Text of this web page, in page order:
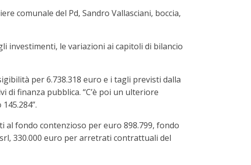
comunale del Pd, Sandro Vallasciani, boccia,
investimenti, le variazioni ai capitoli di bilancio
per 6.738.318 euro e i tagli previsti dalla
finanza pubblica. “C’è poi un ulteriore
al fondo contenzioso per euro 898.799, fondo
330.000 euro per arretrati contrattuali del